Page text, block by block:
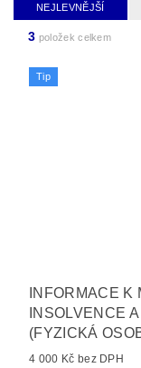
NEJLEVNĚJŠÍ
3 položek celkem
Tip
INFORMACE K
INSOLVENCE
(FYZICKÁ
4 000 Kč bez DPH